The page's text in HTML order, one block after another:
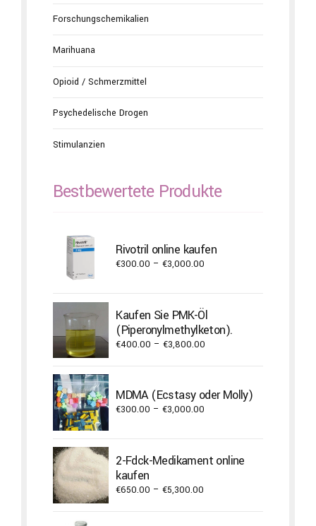
Forschungschemikalien
Marihuana
Opioid / Schmerzmittel
Psychedelische Drogen
Stimulanzien
Bestbewertete Produkte
Rivotril online kaufen
€300.00 – €3,000.00
through
€3,000.00
Kaufen Sie PMK-Öl
(Piperonylmethylketon).
€400.00 – €3,800.00
through
€3,800.00
MDMA (Ecstasy oder Molly)
€300.00 – €3,000.00
through
€3,000.00
2-Fdck-Medikament online
kaufen
€650.00 – €5,300.00